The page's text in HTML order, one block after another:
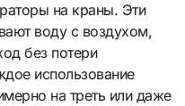
на краны. Эти
воду с воздухом,
без потери
использование
на треть или даже